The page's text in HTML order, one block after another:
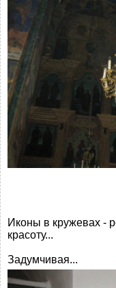
Иконы в кружевах -
красоту...
Задумчивая...